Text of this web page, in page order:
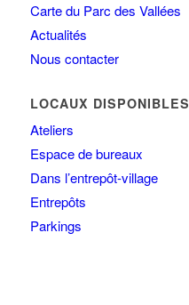
Carte du Parc des Vallées
Actualités
Nous contacter
LOCAUX DISPONIBLES
Ateliers
Espace de bureaux
Dans l’entrepôt-village
Entrepôts
Parkings